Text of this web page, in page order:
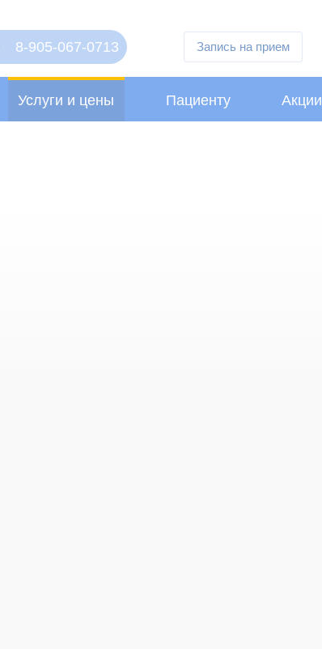
8-905-067-0713 Запись на прием
Услуги и цены Пациенту Акции